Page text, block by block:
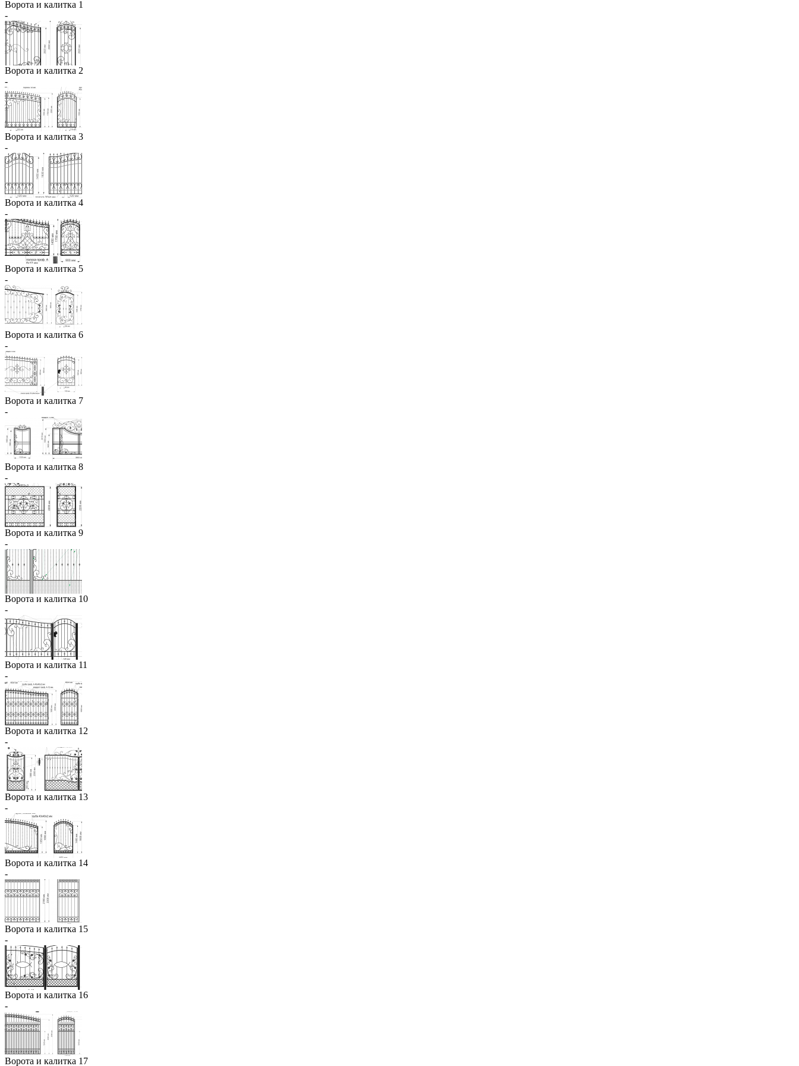
Ворота и калитка 1
-
Ворота и калитка 2
-
Ворота и калитка 3
-
Ворота и калитка 4
-
Ворота и калитка 5
-
Ворота и калитка 6
-
Ворота и калитка 7
-
Ворота и калитка 8
-
Ворота и калитка 9
-
Ворота и калитка 10
-
Ворота и калитка 11
-
Ворота и калитка 12
-
Ворота и калитка 13
-
Ворота и калитка 14
-
Ворота и калитка 15
-
Ворота и калитка 16
-
Ворота и калитка 17